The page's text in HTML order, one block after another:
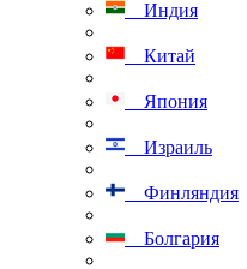
Индия
Китай
Япония
Израиль
Финляндия
Болгария